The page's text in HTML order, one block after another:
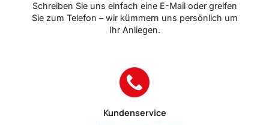
Schreiben Sie uns einfach eine E-Mail oder greifen
Sie zum Telefon – wir kümmern uns persönlich um
Ihr Anliegen.
Kundenservice